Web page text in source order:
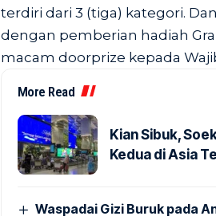
terdiri dari 3 (tiga) kategori.
dengan pemberian hadiah
macam doorprize kepada
More Read
Kian Sibuk,
Kedua di Asia
Waspadai Gizi Buruk pada